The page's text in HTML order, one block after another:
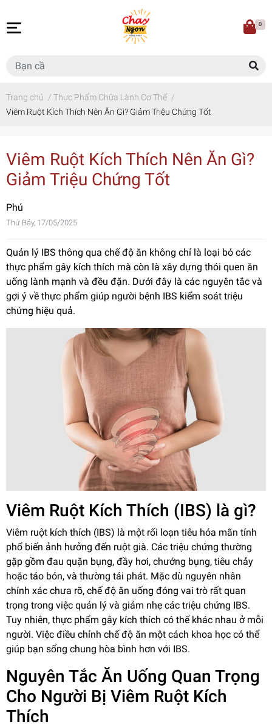
0
Trang chủ / Thực Phẩm Chữa Lành Cơ Thể /
Viêm Ruột Kích Thích Nên Ăn Gì? Giảm Triệu Chứng Tốt
Viêm Ruột Kích Thích Nên Ăn Gì?
Giảm Triệu Chứng Tốt
Phú
Thứ Bảy, 17/05/2025
Quản lý IBS thông qua chế độ ăn không chỉ là loại bỏ các
thực phẩm gây kích thích mà còn là xây dựng thói quen ăn
uống lành mạnh và đều đặn. Dưới đây là các nguyên tắc và
gợi ý về thực phẩm giúp người bệnh IBS kiểm soát triệu
chứng hiệu quả.
Viêm Ruột Kích Thích (IBS) là gì?
Viêm ruột kích thích (IBS) là một rối loạn tiêu hóa mãn tính
phổ biến ảnh hưởng đến ruột già. Các triệu chứng thường
gặp gồm đau quặn bụng, đầy hơi, chướng bụng, tiêu chảy
hoặc táo bón, và thường tái phát. Mặc dù nguyên nhân
chính xác chưa rõ, chế độ ăn uống đóng vai trò rất quan
trọng trong việc quản lý và giảm nhẹ các triệu chứng IBS.
Tuy nhiên, thực phẩm gây kích thích có thể khác nhau ở mỗi
người. Việc điều chỉnh chế độ ăn một cách khoa học có thể
giúp bạn sống chung hòa bình hơn với IBS.
Nguyên Tắc Ăn Uống Quan Trọng
Cho Người Bị Viêm Ruột Kích
Thích